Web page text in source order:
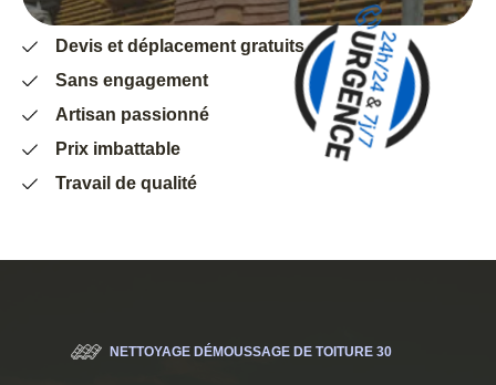
Devis et déplacement gratuits
Sans engagement
Artisan passionné
Prix imbattable
Travail de qualité
NETTOYAGE DÉMOUSSAGE DE TOITURE 30